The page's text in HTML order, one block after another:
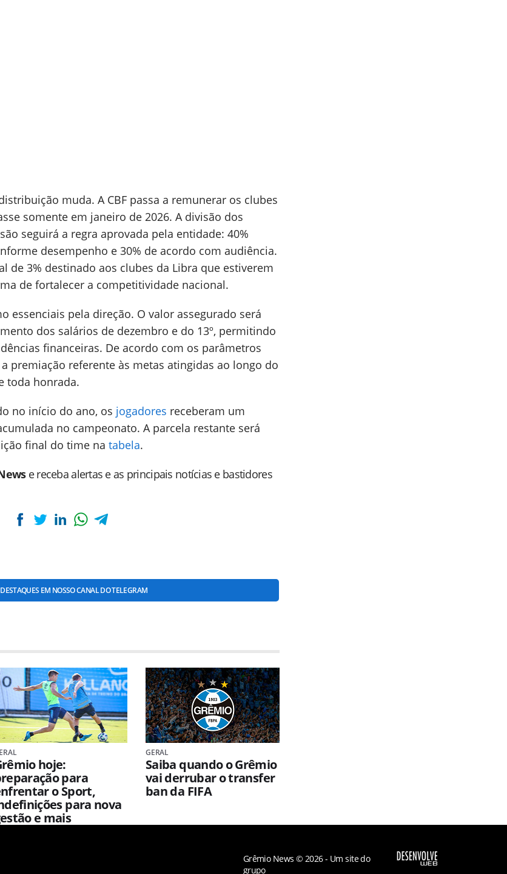
muda. A CBF passa a remunerar os clubes
somente em janeiro de 2026. A divisão dos
seguirá a regra aprovada pela entidade: 40%
desempenho e 30% de acordo com audiência.
de 3% destinado aos clubes da Libra que estiverem
de fortalecer a competitividade nacional.
essenciais pela direção. O valor assegurado será
dos salários de dezembro e do 13º, permitindo
financeiras. De acordo com os parâmetros
premiação referente às metas atingidas ao longo do
toda honrada.
no início do ano, os jogadores receberam um
no campeonato. A parcela restante será
final do time na tabela.
e receba alertas e as principais notícias e bastidores
EM NOSSO CANAL DO TELEGRAM
hoje:
para
o Sport,
para nova
e mais
GERAL
Saiba quando o Grêmio
vai derrubar o transfer
ban da FIFA
Grêmio News © 2026 - Um site do
grupo